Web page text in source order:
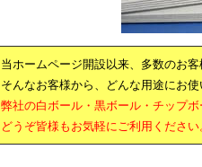
当ホームページ開設以来、多数のお客
そんなお客様から、どんな用途にお使
弊社の白ボール・黒ボール・チップ
どうぞ皆様もお気軽にご利用ください